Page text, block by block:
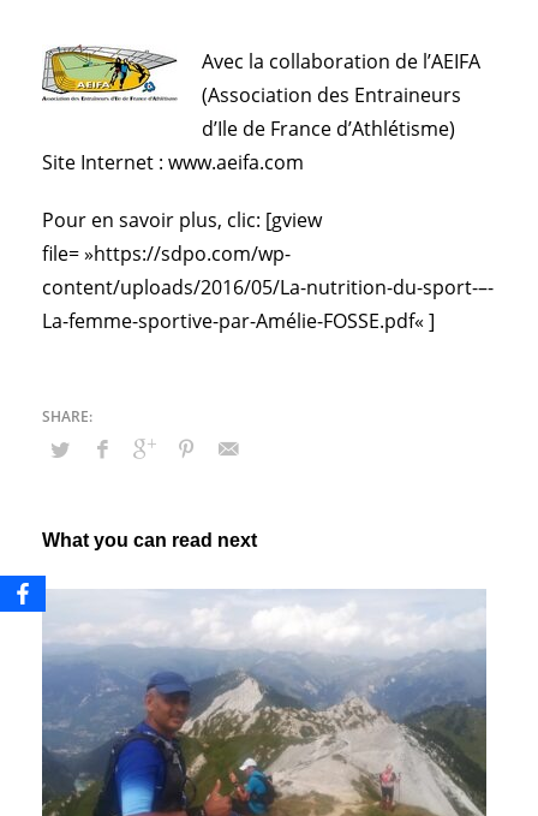
Avec la collaboration de l’AEIFA
(Association des Entraineurs
d’Ile de France d’Athlétisme)
Site Internet : www.aeifa.com
Pour en savoir plus, clic: [gview
file= »https://sdpo.com/wp-
content/uploads/2016/05/La-nutrition-du-sport-–-
La-femme-sportive-par-Amélie-FOSSE.pdf« ]
What you can read next